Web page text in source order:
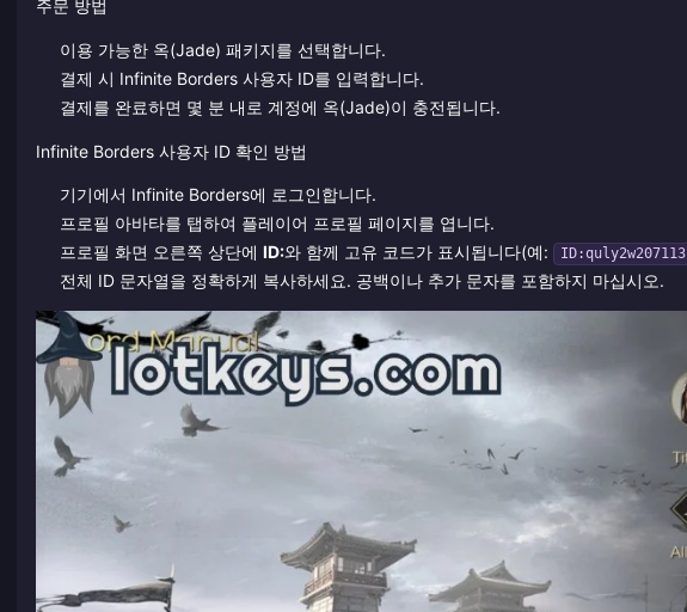
주문 방법
이용 가능한 옥(Jade) 패키지를 선택합니다.
결제 시 Infinite Borders 사용자 ID를 입력합니다.
결제를 완료하면 몇 분 내로 계정에 옥(Jade)이 충전됩니다.
Infinite Borders 사용자 ID 확인 방법
기기에서 Infinite Borders에 로그인합니다.
프로필 아바타를 탭하여 플레이어 프로필 페이지를 엽니다.
프로필 화면 오른쪽 상단에 ID:와 함께 고유 코드가 표시됩니다(예: ID:quly2w207113
전체 ID 문자열을 정확하게 복사하세요. 공백이나 추가 문자를 포함하지 마십시오.